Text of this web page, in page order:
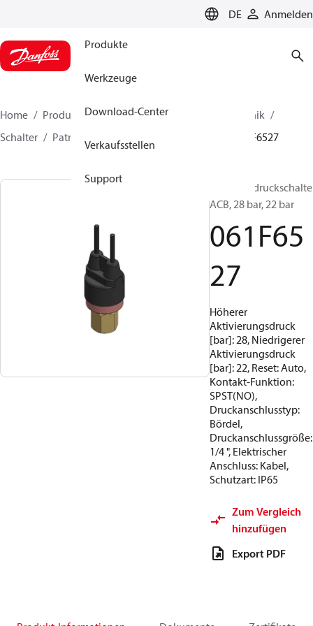
DE Anmelden
Produkte
Werkzeuge
Download-Center
Verkaufsstellen
Support
Home Produkte
Lösung für Kälte- und Klimatechnik
Schalter
Patronendruckschalter 061F6527
ACB, 28 bar, 22 bar
061F65
27
Höherer
Aktivierungsdruck
[bar]: 28, Niedrigerer
Aktivierungsdruck
[bar]: 22, Reset: Auto,
Kontakt-Funktion:
SPST(NO),
Druckanschlusstyp:
Bördel,
Druckanschlussgröße:
1/4 ", Elektrischer
Anschluss: Kabel,
Schutzart: IP65
Zum Vergleich
hinzufügen
Export PDF